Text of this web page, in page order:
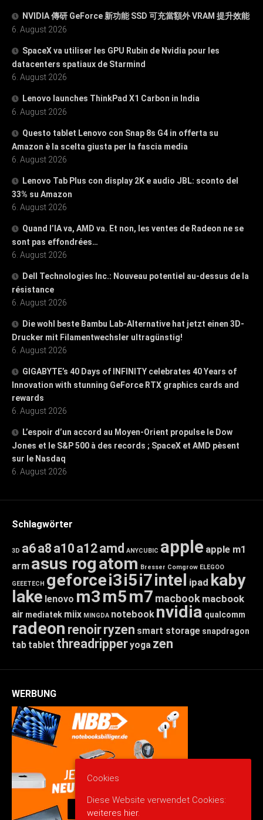
NVIDIA 傳研 GeForce 新功能 SSD 可充當額外 VRAM 提升效能
6. August 2026
SpaceX va utiliser les GPU Rubin de Nvidia pour les
datacenters spatiaux de Starmind
6. August 2026
Lenovo launches ThinkPad X1 Carbon in India
6. August 2026
Questo tablet Lenovo con Snap 8s G4 in offerta su
Amazon è la scelta giusta per la fascia media
6. August 2026
Lenovo Tab Plus con display 2K e audio JBL: sconto del
33% su Amazon
6. August 2026
Quand l’IA va, AMD va. Et non, les ventes de Radeon ne se
sont pas effondrées…
6. August 2026
Dell Technologies Inc.: Nouveau potentiel au-dessus de la
résistance
6. August 2026
Die wohl beste Bambu Lab-Alternative hat jetzt einen 3D-
Drucker mit Filamentwechsler ultragünstig!
6. August 2026
GIGABYTE’s 40 Days of INFINITY celebrates 40 Years of
Innovation with stunning GeForce RTX graphics cards and
rewards
6. August 2026
L’espoir d’un accord au Moyen-Orient propulse le Dow
Jones et le S&P 500 à des records ; SpaceX et AMD pèsent
sur le Nasdaq
6. August 2026
Schlagwörter
3D a6a8 a10 a12amd ANYCUBIC apple apple m1
arm asus rogatom Bresser Comgrow ELEGOO
GEEETECH geforcei3i5i7intel ipad kaby
lake lenovo m3m5m7 macbook macbook
air mediatek miix MINGDA notebook nvidia qualcomm
radeon renoirryzen smart storage snapdragon
tab tablet threadripperyoga zen
WERBUNG
Cookies
Diese Website verwendet Cookies:
weiteres hier.